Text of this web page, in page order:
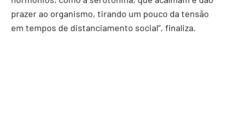
prazer ao organismo, tirando um pouco da tensão
em tempos de distanciamento social”, finaliza.